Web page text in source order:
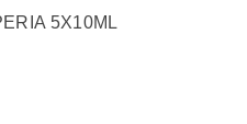
5X10ML